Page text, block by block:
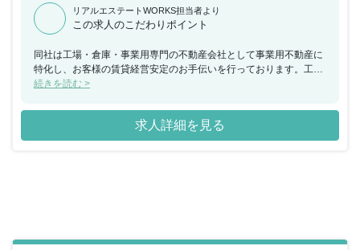
リアルエステートWORKS担当者より
この求人のこだわりポイント
同社は工場・倉庫・事業用専門の不動産会社として事業用不動産に
特化し、お客様の賃貸経営安定のお手伝いを行っております。工
場・倉庫・事業用の物件に特化することで、現在では管理戸数も順
の管理戸数を誇っています。工場・倉庫を専門に取り扱っている会
社は多くはなく、競合する会社も少ないことから安定的な収益基盤
を確保し成長を続けています。タープグループとして、工場・倉
ックスタイム制も順次導入（月曜日・金曜日）を進めており、仕事
続きを読む >
求人詳細を見る